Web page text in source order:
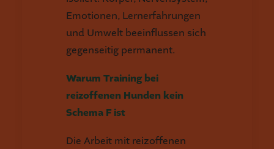
Emotionen, Lernerfahrungen
und Umwelt beeinflussen sich
gegenseitig permanent.
Warum Training bei
reizoffenen Hunden kein
Schema F ist
Die Arbeit mit reizoffenen